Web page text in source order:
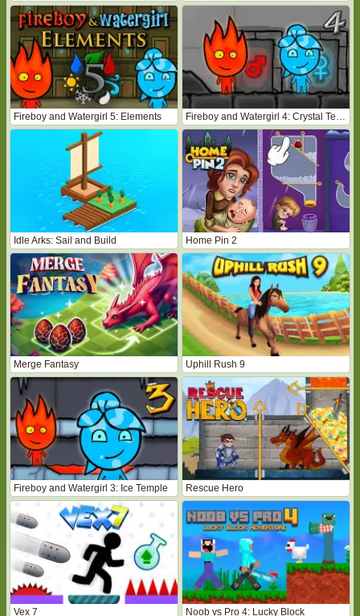
Fireboy and Watergirl 5: Elements Fireboy and Watergirl 4: Crystal Temple
Idle Arks: Sail and Build Home Pin 2
Merge Fantasy Uphill Rush 9
Fireboy and Watergirl 3: Ice Temple Rescue Hero
Vex 7 Noob vs Pro 4: Lucky Block